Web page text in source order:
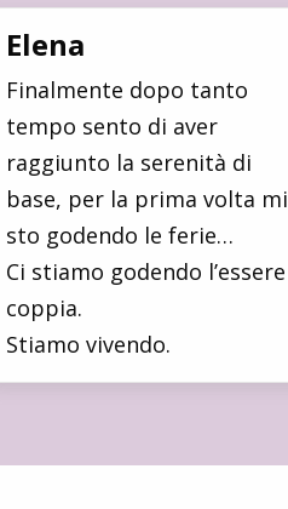
Elena
Finalmente dopo tanto
tempo sento di aver
raggiunto la serenità di
base, per la prima volta mi
sto godendo le ferie…
Ci stiamo godendo l’essere
coppia.
Stiamo vivendo.